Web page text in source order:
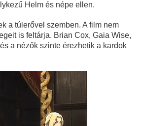
már Pete Calvin is benne van
valódi arcát a The Madison című
a Yellowstone-univerzumból
Helm és népe ellen.
a túlerővel szemben. A film nem
is feltárja. Brian Cox, Gaia Wise,
a nézők szinte érezhetik a kardok